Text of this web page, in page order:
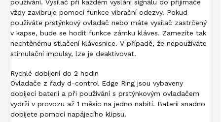
používání. Vysílač při každém vyslání signálu do přijímače
vždy zavibruje pomocí funkce vibrační odezvy. Pokud
používáte prstýnkový ovladač nebo máte vysílač zastrčený
v kapse, bude se hodit funkce zámku kláves. Zamezíte tak
nechtěnému stlačení klávesnice. V případě, že nepoužíváte
stimulační impulsy, lze je deaktivovat.
Rychlé dobíjení do 2 hodin
Ovladače z řady d-control Edge Ring jsou vybaveny
dobíjecí baterií a při používání s prstýnkovým ovladačem
vydrží v provozu až 1 měsíc na jedno nabití. Baterii snadno
dobijete pomocí napájecího klipsu.